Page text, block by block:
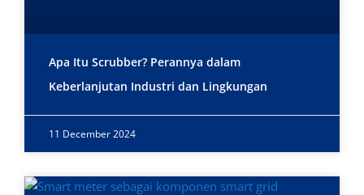
Apa Itu Scrubber? Perannya dalam
Keberlanjutan Industri dan Lingkungan
11 December 2024